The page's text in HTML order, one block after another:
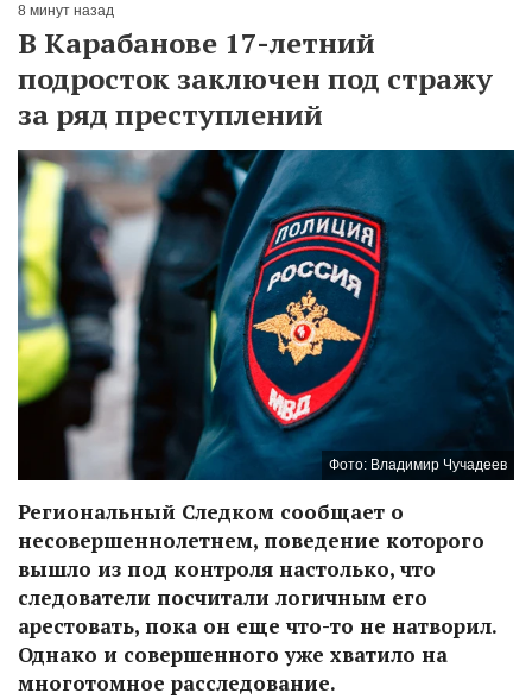
8 минут назад
В Карабанове 17-летний
подросток заключен под стражу
за ряд преступлений
Фото: Владимир Чучадеев
Региональный Следком сообщает о
несовершеннолетнем, поведение которого
вышло из под контроля настолько, что
следователи посчитали логичным его
арестовать, пока он еще что-то не натворил.
Однако и совершенного уже хватило на
многотомное расследование.